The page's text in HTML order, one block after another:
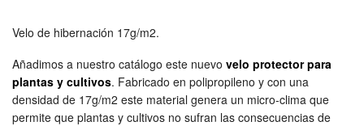
Velo de hibernación 17g/m2.
Añadimos a nuestro catálogo este nuevo velo protector para
plantas y cultivos. Fabricado en polipropileno y con una
densidad de 17g/m2 este material genera un micro-clima que
permite que plantas y cultivos no sufran las consecuencias de